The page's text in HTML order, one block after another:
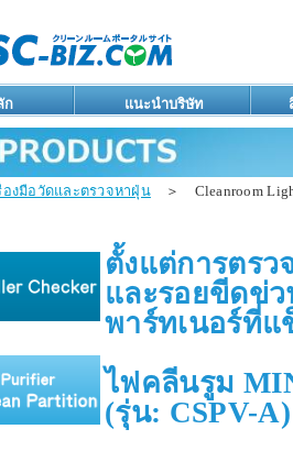
ก แนะนำบริษัท
องมือวัดและตรวจหาฝุ่น＞ Cleanroom
ตั้งแต่การตร
และรอยขีดข่
พาร์ทเนอร์ที่
ไฟคลีนรูม
(รุ่น: CSPV-A)